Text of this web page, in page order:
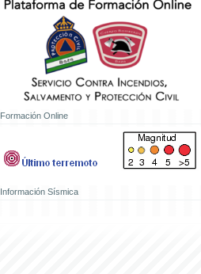
Formación Online
Información Sísmica